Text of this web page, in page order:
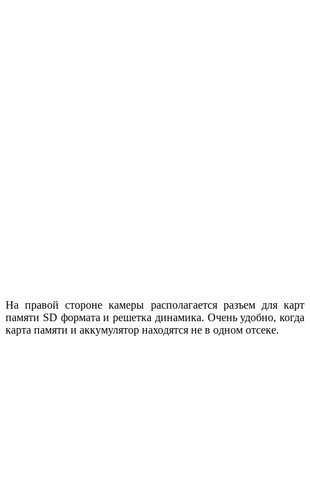
На правой стороне камеры располагается разъем для карт
памяти SD формата и решетка динамика. Очень удобно, когда
карта памяти и аккумулятор находятся не в одном отсеке.